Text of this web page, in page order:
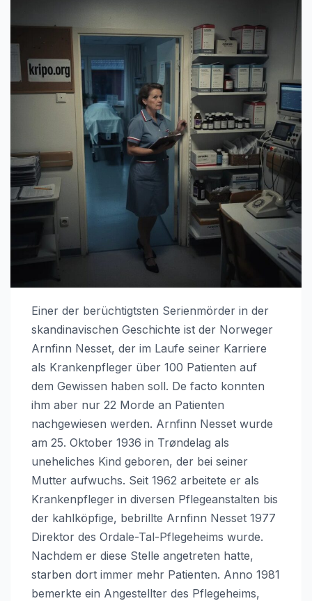
Einer der berüchtigtsten Serienmörder in der
skandinavischen Geschichte ist der Norweger
Arnfinn Nesset, der im Laufe seiner Karriere
als Krankenpfleger über 100 Patienten auf
dem Gewissen haben soll. De facto konnten
ihm aber nur 22 Morde an Patienten
nachgewiesen werden. Arnfinn Nesset wurde
am 25. Oktober 1936 in Trøndelag als
uneheliches Kind geboren, der bei seiner
Mutter aufwuchs. Seit 1962 arbeitete er als
Krankenpfleger in diversen Pflegeanstalten bis
der kahlköpfige, bebrillte Arnfinn Nesset 1977
Direktor des Ordale-Tal-Pflegeheims wurde.
Nachdem er diese Stelle angetreten hatte,
starben dort immer mehr Patienten. Anno 1981
bemerkte ein Angestellter des Pflegeheims,